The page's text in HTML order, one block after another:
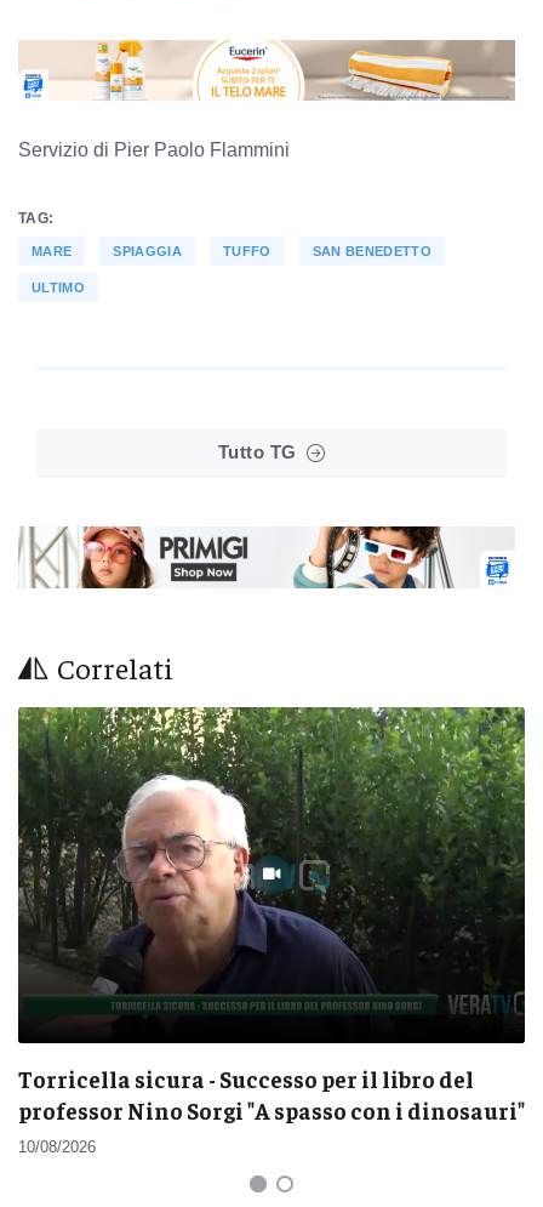
Servizio di Pier Paolo Flammini
TAG:
MARE SPIAGGIA TUFFO SAN BENEDETTO
ULTIMO
Tutto TG
Correlati
Torricella sicura - Successo per il libro del
professor Nino Sorgi "A spasso con i dinosauri"
10/08/2026